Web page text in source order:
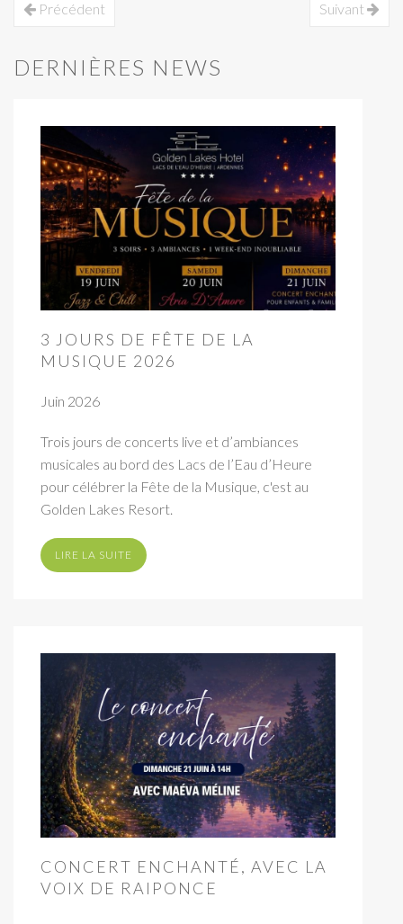
Précédent Suivant
DERNIÈRES NEWS
3 JOURS DE FÊTE DE LA
MUSIQUE 2026
Juin 2026
Trois jours de concerts live et d’ambiances
musicales au bord des Lacs de l’Eau d’Heure
pour célébrer la Fête de la Musique, c'est au
Golden Lakes Resort.
LIRE LA SUITE
CONCERT ENCHANTÉ, AVEC LA
VOIX DE RAIPONCE